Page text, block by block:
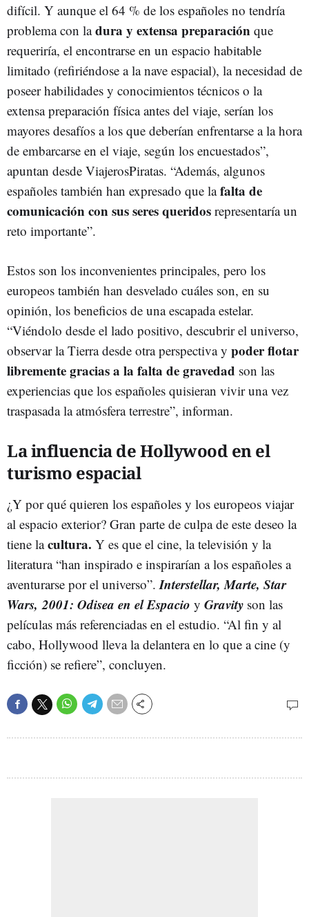
difícil. Y aunque el 64 % de los españoles no tendría
problema con ladura y extensa preparación que
requeriría, el encontrarse en un espacio habitable
limitado (refiriéndose a la nave espacial), la necesidad de
poseer habilidades y conocimientos técnicos o la
extensa preparación física antes del viaje, serían los
mayores desafíos a los que deberían enfrentarse a la hora
de embarcarse en el viaje, según los encuestados”,
apuntan desde ViajerosPiratas. “Además, algunos
españoles también han expresado que lafalta de
comunicación con sus seres queridos representaría un
reto importante”.
Estos son los inconvenientes principales, pero los
europeos también han desvelado cuáles son, en su
opinión, los beneficios de una escapada estelar.
“Viéndolo desde el lado positivo, descubrir el universo,
observar la Tierra desde otra perspectiva y poder flotar
libremente gracias a la falta de gravedad son las
experiencias que los españoles quisieran vivir una vez
traspasada la atmósfera terrestre”, informan.
La influencia de Hollywood en el
turismo espacial
¿Y por qué quieren los españoles y los europeos viajar
al espacio exterior? Gran parte de culpa de este deseo la
tiene lacultura. Y es que el cine, la televisión y la
literatura “han inspirado e inspirarían a los españoles a
aventurarse por el universo”.Interstellar, Marte, Star
Wars, 2001: Odisea en el Espacio y Gravity son las
películas más referenciadas en el estudio. “Al fin y al
cabo, Hollywood lleva la delantera en lo que a cine (y
ficción) se refiere”, concluyen.